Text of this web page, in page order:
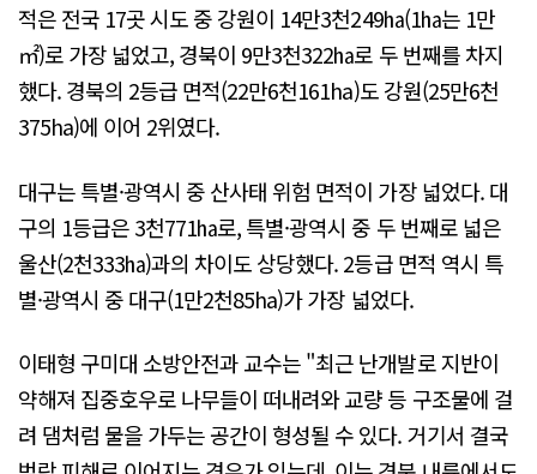
적은 전국 17곳 시도 중 강원이 14만3천249㏊(1㏊는 1만
㎡)로 가장 넓었고, 경북이 9만3천322㏊로 두 번째를 차지
했다. 경북의 2등급 면적(22만6천161ha)도 강원(25만6천
375ha)에 이어 2위였다.
대구는 특별·광역시 중 산사태 위험 면적이 가장 넓었다. 대
구의 1등급은 3천771㏊로, 특별·광역시 중 두 번째로 넓은
울산(2천333㏊)과의 차이도 상당했다. 2등급 면적 역시 특
별·광역시 중 대구(1만2천85ha)가 가장 넓었다.
이태형 구미대 소방안전과 교수는 "최근 난개발로 지반이
약해져 집중호우로 나무들이 떠내려와 교량 등 구조물에 걸
려 댐처럼 물을 가두는 공간이 형성될 수 있다. 거기서 결국